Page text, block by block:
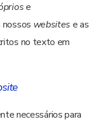
e
websites e as
no texto em
necessários para